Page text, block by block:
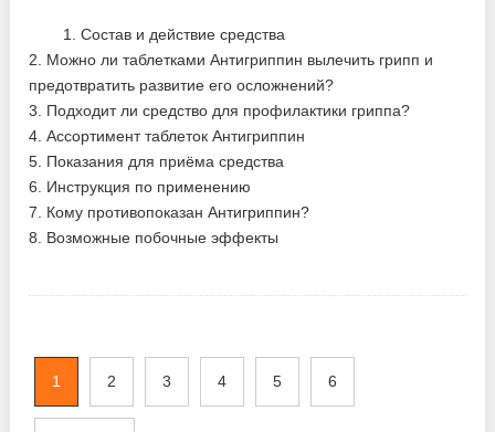
1. Состав и действие средства
2. Можно ли таблетками Антигриппин вылечить грипп и
предотвратить развитие его осложнений?
3. Подходит ли средство для профилактики гриппа?
4. Ассортимент таблеток Антигриппин
5. Показания для приёма средства
6. Инструкция по применению
7. Кому противопоказан Антигриппин?
8. Возможные побочные эффекты
1 2 3 4 5 6